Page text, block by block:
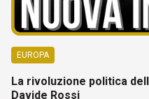
EUROPA
La rivoluzione politica
Davide Rossi